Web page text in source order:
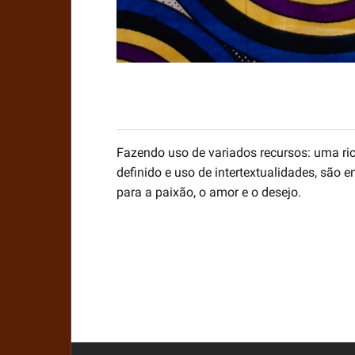
Fazendo uso de variados recursos: uma
definido e uso de intertextualidades, são
para a paixão, o amor e o desejo.